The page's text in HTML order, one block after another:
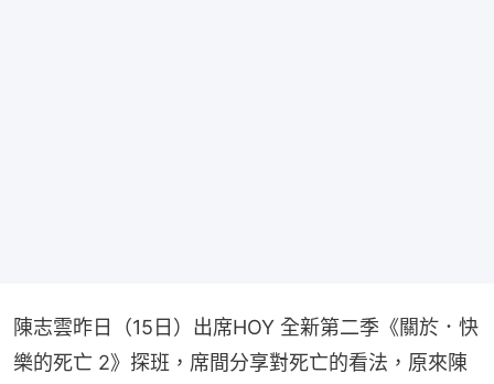
陳志雲昨日（15日）出席HOY 全新第二季《關於．快
樂的死亡 2》探班，席間分享對死亡的看法，原來陳